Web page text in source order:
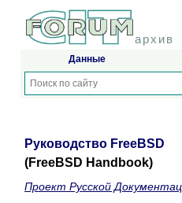
архив
Данные
Руководство FreeBSD
(FreeBSD Handbook)
Проект Русской